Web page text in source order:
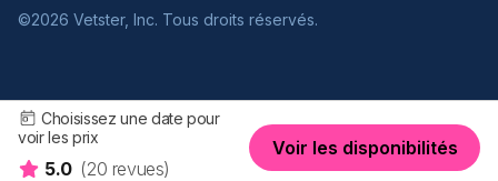
Choisissez une date pour
voir les prix
5.0 (20 revues)
Voir les disponibilités
©2026 Vetster, Inc. Tous droits réservés.